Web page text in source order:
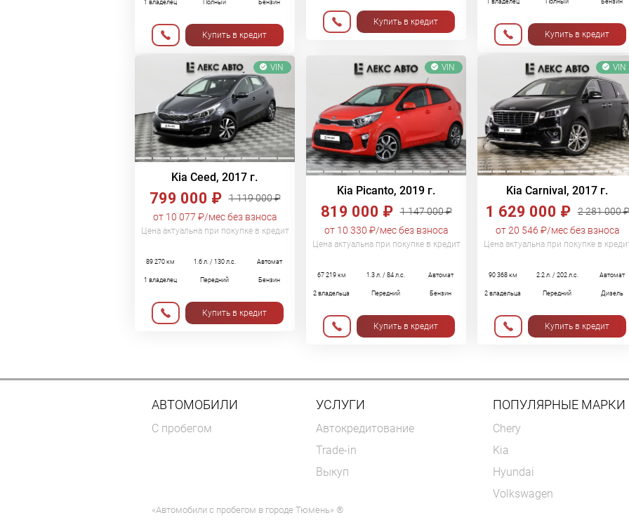
1 владелец Полный Бензин
Купить в кредит
Купить в кредит
1 владелец Полный Бензин
Купить в кредит
VIN
Kia Ceed, 2017 г.
799 000 ₽
1 119 000 ₽
от 10 077 ₽/мес без взноса
Цена актуальна при покупке в кредит
89 270 км 1.6 л. / 130 л.с. Автомат
1 владелец Передний Бензин
Купить в кредит
VIN
Kia Picanto, 2019 г.
819 000 ₽
1 147 000 ₽
от 10 330 ₽/мес без взноса
Цена актуальна при покупке в кредит
67 219 км 1.3 л. / 84 л.с. Автомат
2 владельца Передний Бензин
Купить в кредит
VIN
Kia Carnival, 2017 г.
1 629 000 ₽
2 281 000 ₽
от 20 546 ₽/мес без взноса
Цена актуальна при покупке в
90 368 км 2.2 л. / 202 л.с. Автомат
2 владельца Передний Дизель
Купить в кредит
АВТОМОБИЛИ
C пробегом
УСЛУГИ
Автокредитование
Trade-in
Выкуп
ПОПУЛЯРНЫЕ МАРКИ
Chery
Kia
Hyundai
Volkswagen
«Автомобили с пробегом в городе Тюмень» ®